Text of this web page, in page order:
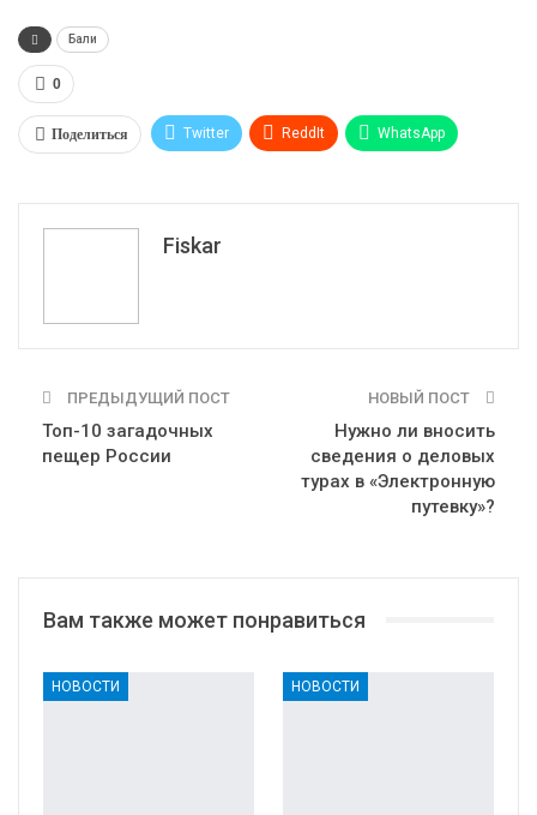
Бали
0
Поделиться Twitter ReddIt WhatsApp
Fiskar
ПРЕДЫДУЩИЙ ПОСТ
Топ-10 загадочных
пещер России
НОВЫЙ ПОСТ
Нужно ли вносить
сведения о деловых
турах в «Электронную
путевку»?
Вам также может понравиться
НОВОСТИ НОВОСТИ